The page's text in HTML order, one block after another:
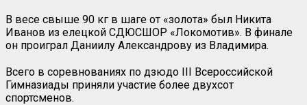
В весе свыше 90 кг в шаге от «золота» был Никита
Иванов из елецкой СДЮСШОР «Локомотив». В финале
он проиграл Даниилу Александрову из Владимира.
Всего в соревнованиях по дзюдо III Всероссийской
Гимназиады приняли участие более двухсот
спортсменов.